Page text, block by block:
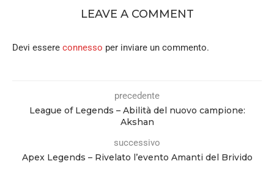
LEAVE A COMMENT
Devi essere connesso per inviare un commento.
precedente
League of Legends – Abilità del nuovo campione:
Akshan
successivo
Apex Legends – Rivelato l’evento Amanti del Brivido